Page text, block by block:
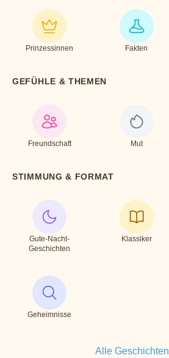
Prinzessinnen Fakten
GEFÜHLE & THEMEN
Freundschaft Mut
STIMMUNG & FORMAT
Gute-Nacht-
Geschichten
Klassiker
Geheimnisse
Alle Geschichten